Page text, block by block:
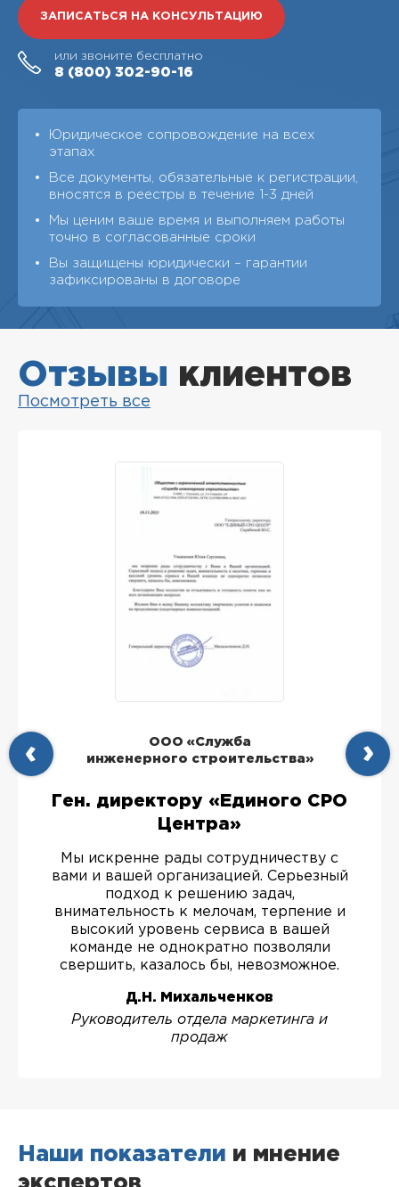
ЗАПИСАТЬСЯ НА КОНСУЛЬТАЦИЮ
или звоните бесплатно
8 (800) 302-90-16
Юридическое сопровождение на всех
этапах
Все документы, обязательные к регистрации,
вносятся в реестры в течение 1-3 дней
Мы ценим ваше время и выполняем работы
точно в согласованные сроки
Вы защищены юридически – гарантии
зафиксированы в договоре
Отзывы клиентов
Посмотреть все
ООО «Служба
инженерного строительства»
Ген. директору «Единого СРО
Центра»
Мы искренне рады сотрудничеству с
вами и вашей организацией. Серьезный
подход к решению задач,
внимательность к мелочам, терпение и
высокий уровень сервиса в вашей
команде не однократно позволяли
свершить, казалось бы, невозможное.
Д.Н. Михальченков
Руководитель отдела маркетинга и
продаж
Наши показатели и мнение